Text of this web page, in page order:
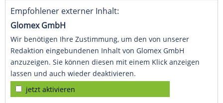
Empfohlener externer Inhalt:
Glomex GmbH
Wir benötigen Ihre Zustimmung, um den von unserer
Redaktion eingebundenen Inhalt von Glomex GmbH
anzuzeigen. Sie können diesen mit einem Klick anzeigen
lassen und auch wieder deaktivieren.
jetzt aktivieren